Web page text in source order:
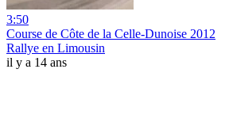
3:50
Course de Côte de la Celle-Dunoise 2012
Rallye en Limousin
il y a 14 ans